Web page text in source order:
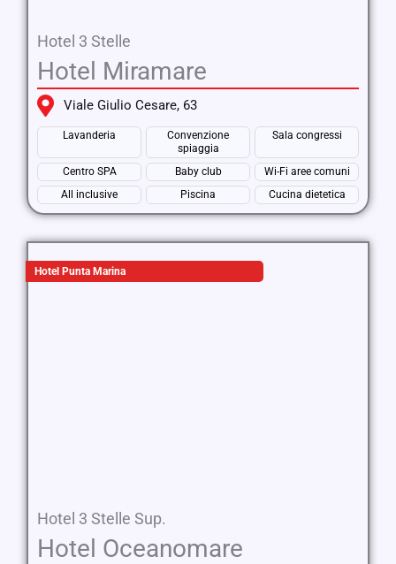
Hotel 3 Stelle
Hotel Miramare
Viale Giulio Cesare, 63
Lavanderia
Convenzione
spiaggia
Sala congressi
Centro SPA Baby club
Wi-Fi aree comuni
All inclusive
Piscina Cucina dietetica
Hotel Punta Marina
Hotel 3 Stelle Sup.
Hotel Oceanomare